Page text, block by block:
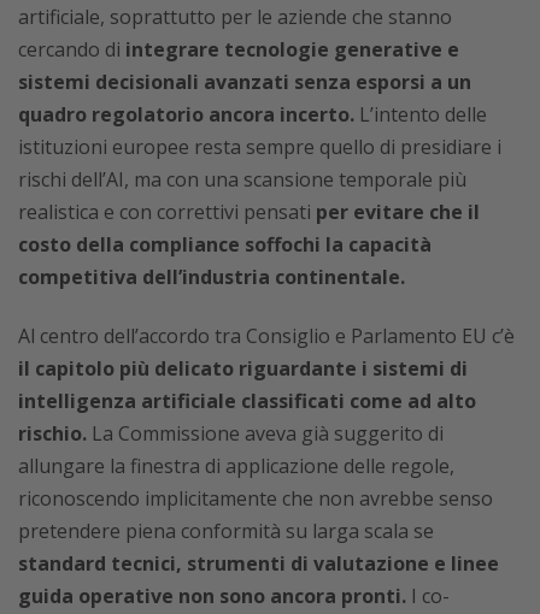
artificiale, soprattutto per le aziende che stanno
cercando di integrare tecnologie generative e
sistemi decisionali avanzati senza esporsi a un
quadro regolatorio ancora incerto. L’intento delle
istituzioni europee resta sempre quello di presidiare i
rischi dell’AI, ma con una scansione temporale più
realistica e con correttivi pensati per evitare che il
costo della compliance soffochi la capacità
competitiva dell’industria continentale.
Al centro dell’accordo tra Consiglio e Parlamento EU c’è
il capitolo più delicato riguardante i sistemi di
intelligenza artificiale classificati come ad alto
rischio. La Commissione aveva già suggerito di
allungare la finestra di applicazione delle regole,
riconoscendo implicitamente che non avrebbe senso
pretendere piena conformità su larga scala se
standard tecnici, strumenti di valutazione e linee
guida operative non sono ancora pronti. I co-